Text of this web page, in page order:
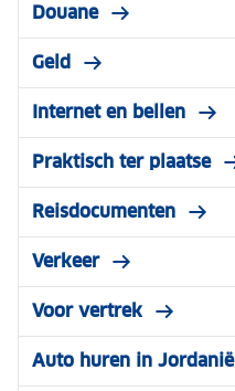
Douane
Geld
Internet en bellen
Praktisch ter plaatse
Reisdocumenten
Verkeer
Voor vertrek
Auto huren in Jordanië